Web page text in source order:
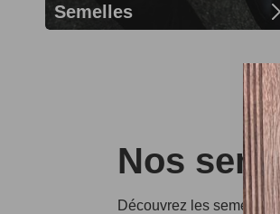
Semelles
Nos
Découvrez les semelles